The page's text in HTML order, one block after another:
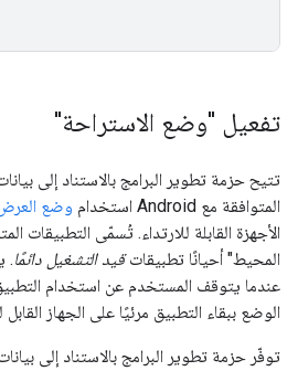
تفعيل "وضع الاستراحة"
المتوافقة مع Android استخدام
وضع
الأجهزة القابلة للارتداء. تُسمّى التطبيقات
المحيط" أحيانًا تطبيقاتقيد التشغيل دائمًا.
عندما يتوقف المستخدم عن استخدام
الوضع ببقاء التطبيق مرئيًا على الجهاز القابل